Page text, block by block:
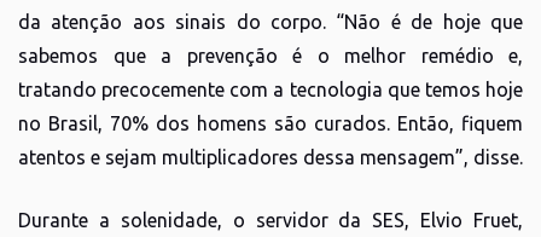
da atenção aos sinais do corpo. “Não é de hoje que
sabemos que a prevenção é o melhor remédio e,
tratando precocemente com a tecnologia que temos hoje
no Brasil, 70% dos homens são curados. Então, fiquem
atentos e sejam multiplicadores dessa mensagem”, disse.
Durante a solenidade, o servidor da SES, Elvio Fruet,